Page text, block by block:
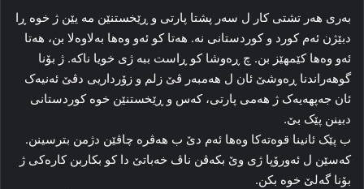
به‌ری هه‌ر تشتی کار ل سه‌ر پشتا پارتی و ڕێخستنێن مه‌ یێن ژ خوه‌ ڕا
دبێژن ئه‌م کورد و کوردستانی نه‌. هه‌تا کو ئه‌و وه‌ها به‌لاوه‌لا بن، هه‌تا
ئه‌و وه‌ها کێمهێز بن. چ ڕه‌وشا کو ڕاست ببه‌ ژی خویا ناکه‌. ژ بۆنا
گوهه‌راندنا ڕه‌وشێ ئان ل هه‌مبه‌ر ڤێ زلم و زۆرداریی دڤێ ئه‌نیه‌ک
ئان جه‌پهه‌یه‌ک ژ هه‌می پارتی، که‌س و ڕێخستنێن خوه‌ کوردستانی
دبینن پێک بێ.
ب پێک ئانینا قوه‌ته‌کا وه‌ها ئه‌م دێ ب هه‌ڤره‌ چاڤێن دژمن بترسینن.
که‌سێن ل ئه‌ورۆپا ژی وێ بکه‌ڤن ناڤ خه‌باتێ دا کو بکاربن کاره‌کی ژ
بۆنا گه‌لێ خوه‌ بکن.